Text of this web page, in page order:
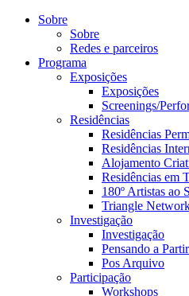
Sobre
Sobre
Redes e parceiros
Programa
Exposições
Exposições
Screenings/
Residências
Residências
Residências
Alojamento
Residências em
180º Artistas ao
Triangle
Investigação
Investigação
Pensando a
Pos Arquivo
Participação
Workshops